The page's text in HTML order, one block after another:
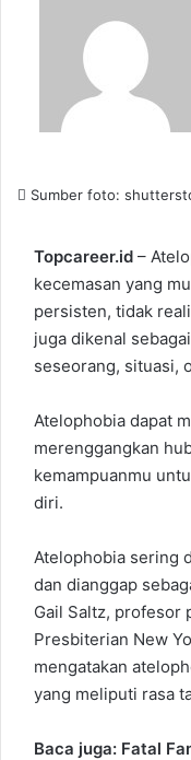
Sumber foto:
Topcareer.id –
kecemasan yang
persisten, tidak
juga dikenal
seseorang, situasi,
Atelophobia dapat
merenggangkan
kemampuanmu
diri.
Atelophobia sering
dan dianggap
Gail Saltz, profesor
Presbiterian New
mengatakan
yang meliputi rasa
Baca juga: Fatal